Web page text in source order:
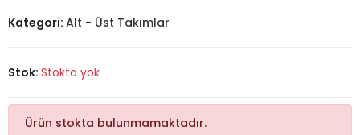
Kategori: Alt - Üst Takımlar
Stok: Stokta yok
Ürün stokta bulunmamaktadır.